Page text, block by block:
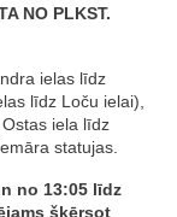
NO PLKST.
ielas līdz
līdz Loču ielai),
iela līdz
statujas.
no 13:05 līdz
šķērsot